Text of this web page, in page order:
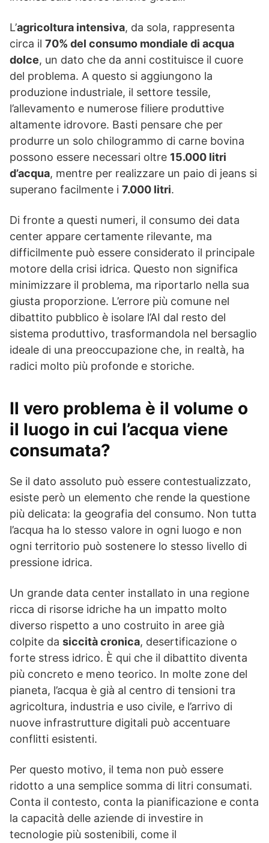
L’agricoltura intensiva, da sola, rappresenta
circa il 70% del consumo mondiale di acqua
dolce, un dato che da anni costituisce il cuore
del problema. A questo si aggiungono la
produzione industriale, il settore tessile,
l’allevamento e numerose filiere produttive
altamente idrovore. Basti pensare che per
produrre un solo chilogrammo di carne bovina
possono essere necessari oltre 15.000 litri
d’acqua, mentre per realizzare un paio di jeans si
superano facilmente i 7.000 litri.
Di fronte a questi numeri, il consumo dei data
center appare certamente rilevante, ma
difficilmente può essere considerato il principale
motore della crisi idrica. Questo non significa
minimizzare il problema, ma riportarlo nella sua
giusta proporzione. L’errore più comune nel
dibattito pubblico è isolare l’AI dal resto del
sistema produttivo, trasformandola nel bersaglio
ideale di una preoccupazione che, in realtà, ha
radici molto più profonde e storiche.
Il vero problema è il volume o
il luogo in cui l’acqua viene
consumata?
Se il dato assoluto può essere contestualizzato,
esiste però un elemento che rende la questione
più delicata: la geografia del consumo. Non tutta
l’acqua ha lo stesso valore in ogni luogo e non
ogni territorio può sostenere lo stesso livello di
pressione idrica.
Un grande data center installato in una regione
ricca di risorse idriche ha un impatto molto
diverso rispetto a uno costruito in aree già
colpite da siccità cronica, desertificazione o
forte stress idrico. È qui che il dibattito diventa
più concreto e meno teorico. In molte zone del
pianeta, l’acqua è già al centro di tensioni tra
agricoltura, industria e uso civile, e l’arrivo di
nuove infrastrutture digitali può accentuare
conflitti esistenti.
Per questo motivo, il tema non può essere
ridotto a una semplice somma di litri consumati.
Conta il contesto, conta la pianificazione e conta
la capacità delle aziende di investire in
tecnologie più sostenibili, come il